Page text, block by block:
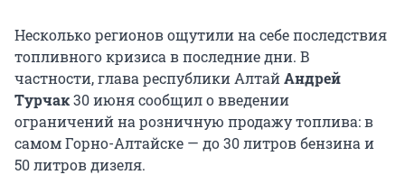
Несколько регионов ощутили на себе последствия
топливного кризиса в последние дни. В
частности, глава республики АлтайАндрей
Турчак30 июня сообщил о введении
ограничений на розничную продажу топлива: в
самом Горно-Алтайске — до 30 литров бензина и
50 литров дизеля.